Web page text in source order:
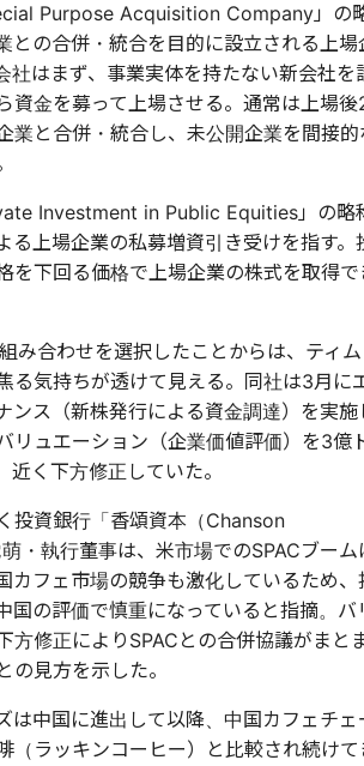
Purpose Acquisition Company」の
との合併・統合を目的に設立される上場
社はまず、事業実体を持たない新会社を
資金を募って上場させる。通常は上場後
業と合併・統合し、未公開企業を間接的
Investment in Public Equities」の略
る上場企業の私募増資引き受けを指す。
を下回る価格で上場企業の株式を取得で
み合わせを選択したことからは、ティム
る気持ちが透けて見える。同社は3月に
ンス（新株発行による資金調達）を実施
リュエーション（企業価値評価）を3億
く下方修正していた。
投資銀行「香頌資本（Chanson
・執行董事は、米市場でのSPACブーム
カフェ市場の競争も激化しているため、
国の評価で慎重になっていると指摘。バ
方修正によりSPACとの合併協議がまと
の見方を示した。
は中国に進出して以降、中国カフェチェ
（ラッキンコーヒー）と比較され続けて